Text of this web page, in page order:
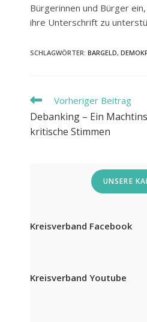
Bürgerinnen und Bürger
ihre Unterschrift zu
SCHLAGWÖRTER: BARGELD,
Weitere
Artikel
ansehen
Vorheriger Beitrag
Debanking – Ein
kritische Stimmen
UNSERE
Kreisverband Facebook
Kreisverband Youtube